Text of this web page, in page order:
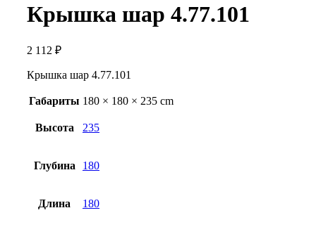
Крышка шар 4.77.101
2 112 ₽
Крышка шар 4.77.101
Габариты 180 × 180 × 235 cm
Высота 235
Глубина 180
Длина 180